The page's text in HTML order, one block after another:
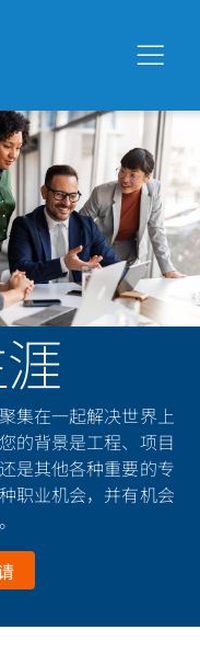
集在一起解决世界上
的背景是工程、项目
是其他各种重要的专
职业机会，并有机会